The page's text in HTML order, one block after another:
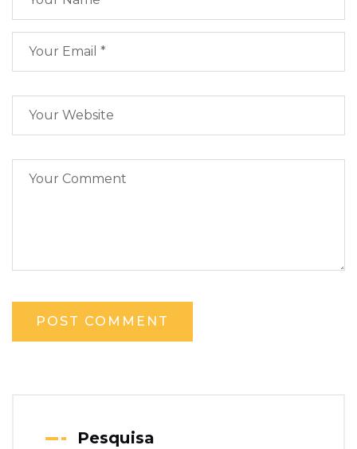
Pesquisa